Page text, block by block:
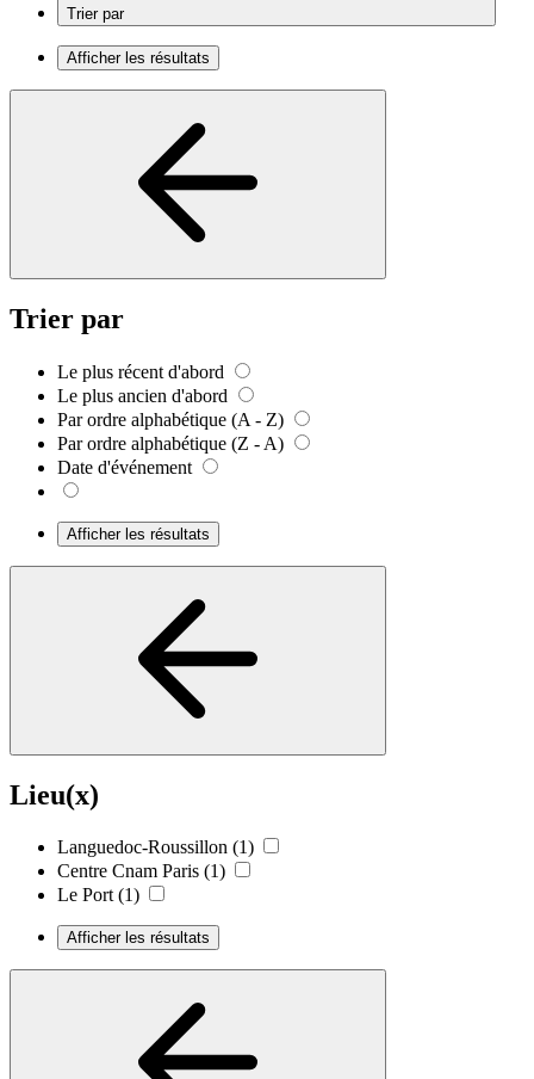
Trier par
Afficher les résultats
Trier par
Le plus récent d'abord
Le plus ancien d'abord
Par ordre alphabétique (A - Z)
Par ordre alphabétique (Z - A)
Date d'événement
Afficher les résultats
Lieu(x)
Languedoc-Roussillon (1)
Centre Cnam Paris (1)
Le Port (1)
Afficher les résultats